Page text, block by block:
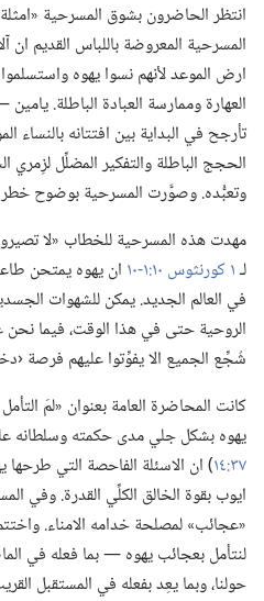
انتظر الحاضرون بشوق المسرحية
المسرحية المعروضة باللباس القديم ان
ارض الموعد لأنهم نسوا يهوه واستسلموا
العهارة وممارسة العبادة الباطلة.‏
تأرجح في البداية بين افتتانه بالنساء
الحجج الباطلة والتفكير المضلِّل لزِمري
وتعبُّده.‏ وصوَّرت المسرحية بوضوح خطر
مهدت هذه المسرحية للخطاب «لا
لـ‍١ كورنثوس ١٠:‏١-‏١٠
ان يهوه يمتحن
في العالم الجديد.‏ يمكن للشهوات
الروحية حتى في هذا الوقت،‏ فيما
شُجِّع الجميع الا يفوِّتوا عليهم فرصة
كانت المحاضرة العامة بعنوان «لمَ
يهوه بشكل جلي مدى حكمته وسلطانه
٣٧:‏١٤
‏)‏ ان الاسئلة الفاحصة التي طرحها
ايوب بقوة الخالق الكلِّي القدرة.‏ وفي
«عجائب» لمصلحة خدامه الامناء.‏
لنتأمل بعجائب يهوه —‏ بما فعله في
حولنا،‏ وبما يعِد بفعله في المستقبل